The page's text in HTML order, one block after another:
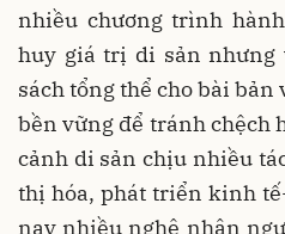
nhiều chương trình
huy giá trị di sản nhưng
sách tổng thể cho bài bản
bền vững để tránh chệch
cảnh di sản chịu nhiều
thị hóa, phát triển kinh
nay nhiều nghệ nhân